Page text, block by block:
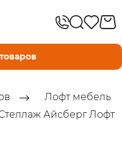
Лофт мебель
Айсберг Лофт